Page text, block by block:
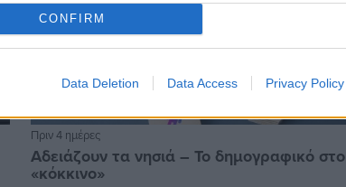
CONFIRM
Data Deletion Data Access Privacy Policy
Πριν 4 ημέρες
Αδειάζουν τα νησιά – Το δημογραφικό στο
«κόκκινο»